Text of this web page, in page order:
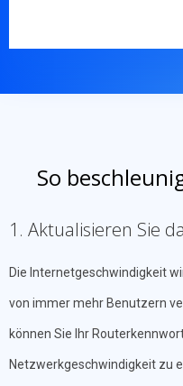
So
1. Aktualisieren Sie
Die Internetgeschwindigkeit
von immer mehr Benutzern
können Sie Ihr
Netzwerkgeschwindigkeit zu